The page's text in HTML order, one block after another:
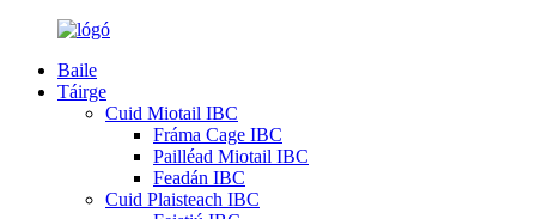
Baile
Táirge
Cuid Miotail IBC
Fráma Cage IBC
Pailléad Miotail IBC
Feadán IBC
Cuid Plaisteach IBC